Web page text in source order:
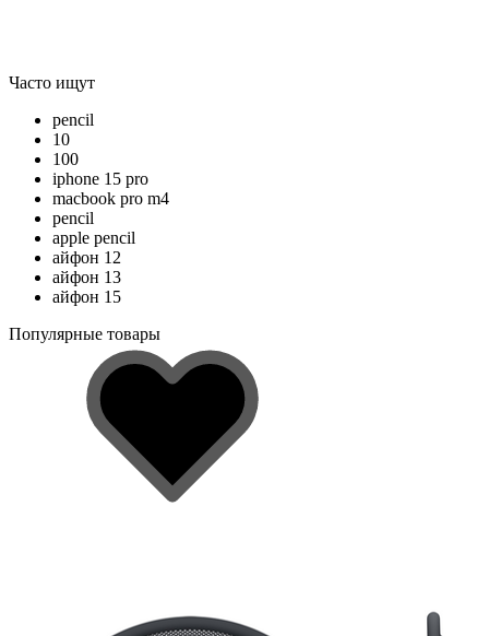
Часто ищут
pencil
10
100
iphone 15 pro
macbook pro m4
pencil
apple pencil
айфон 12
айфон 13
айфон 15
Популярные товары